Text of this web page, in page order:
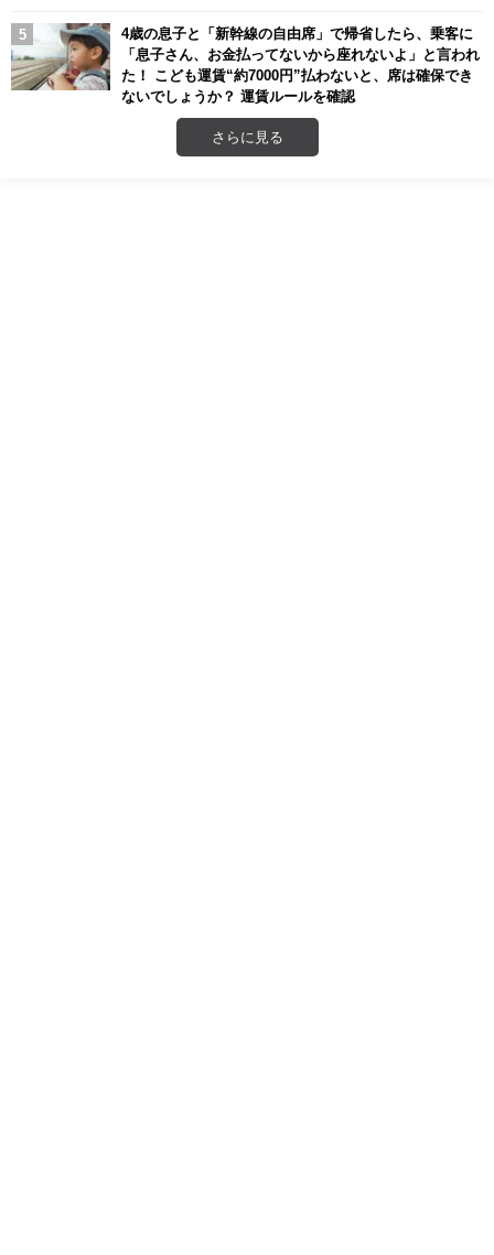
4歳の息子と「新幹線の自由席」で帰省したら、乗客に
「息子さん、お金払ってないから座れないよ」と言われ
た！ こども運賃“約7000円”払わないと、席は確保でき
ないでしょうか？ 運賃ルールを確認
さらに見る